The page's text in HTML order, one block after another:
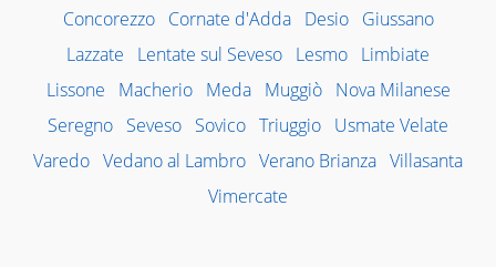
Concorezzo
Cornate d'Adda Desio
Giussano
Lazzate
Lentate sul Seveso Lesmo Limbiate
Lissone
Macherio Meda Muggiò
Nova Milanese
Seregno Seveso Sovico Triuggio Usmate Velate
Varedo Vedano al Lambro Verano Brianza Villasanta
Vimercate